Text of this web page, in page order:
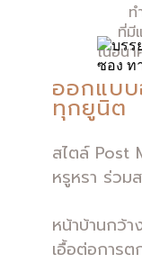
ท
ที่มี
ในอน
ออกแบ
ทุกยูนิต
สไตล์ Post
หรูหรา ร่วม
หน้าบ้านกว้า
เอื้อต่อการ